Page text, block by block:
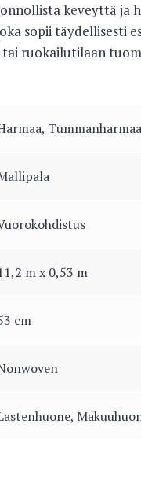
keveyttä ja
sopii täydellisesti
tai ruokailutilaan
m x 0,53 m
cm